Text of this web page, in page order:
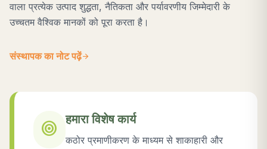
वाला प्रत्येक उत्पाद शुद्धता, नैतिकता और पर्यावरणीय जिम्मेदारी के
उच्चतम वैश्विक मानकों को पूरा करता है।
संस्थापक का नोट पढ़ेंarrow_forward
target हमारा विशेष कार्य
कठोर प्रमाणीकरण के माध्यम से शाकाहारी और